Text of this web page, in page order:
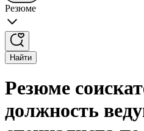
Резюме
Найти
Резюме
должность